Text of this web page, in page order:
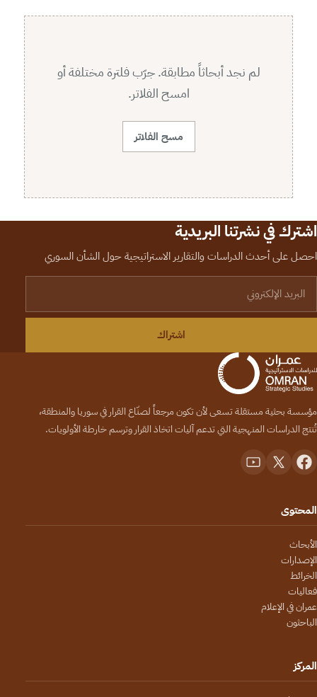
لم نجد أبحاثاً مطابقة. جرّب فلترة مختلفة أو
امسح الفلاتر.
مسح الفلاتر
اشترك في نشرتنا البريدية
احصل على أحدث الدراسات والتقارير الاستراتيجية حول الشأن السوري
اشتراك
مؤسسة بحثية مستقلة تسعى لأن تكون مرجعاً لصنّاع القرار في سوريا والمنطقة،
تُنتج الدراسات المنهجية التي تدعم آليات اتخاذ القرار وترسم خارطة الأولويات.
المحتوى
الأبحاث
الإصدارات
الخرائط
فعاليات
عمران في الإعلام
الباحثون
المركز